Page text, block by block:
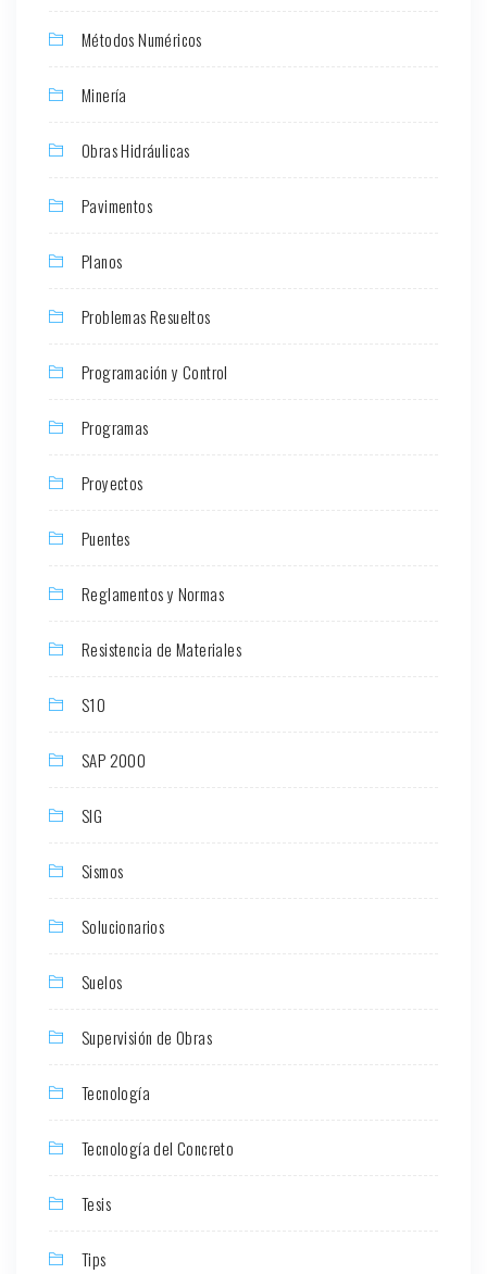
Métodos Numéricos
Minería
Obras Hidráulicas
Pavimentos
Planos
Problemas Resueltos
Programación y Control
Programas
Proyectos
Puentes
Reglamentos y Normas
Resistencia de Materiales
S10
SAP 2000
SIG
Sismos
Solucionarios
Suelos
Supervisión de Obras
Tecnología
Tecnología del Concreto
Tesis
Tips